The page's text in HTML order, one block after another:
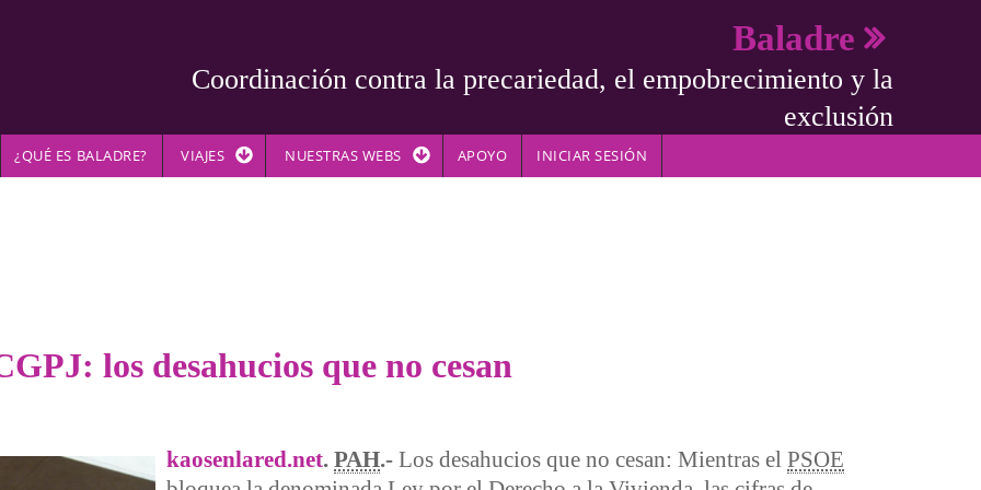
Baladre
Coordinación contra la precariedad, el empobrecimiento y la
exclusión
¿QUÉ ES BALADRE? VIAJES NUESTRAS WEBS APOYO INICIAR SESIÓN
los desahucios que no cesan
kaosenlared.net. PAH.- Los desahucios que no cesan: Mientras el PSOE